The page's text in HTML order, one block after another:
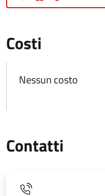
Costi
Nessun costo
Contatti